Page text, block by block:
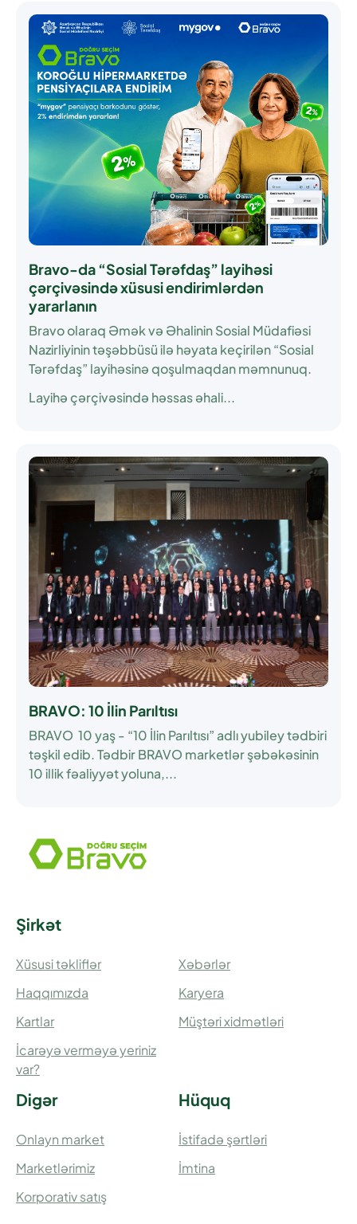
Bravo-da “Sosial Tərəfdaş” layihəsi
çərçivəsində xüsusi endirimlərdən
yararlanın
Bravo olaraq Əmək və Əhalinin Sosial Müdafiəsi
Nazirliyinin təşəbbüsü ilə həyata keçirilən“Sosial
Tərəfdaş” layihəsinə qoşulmaqdan məmnunuq.
Layihə çərçivəsində həssas əhali...
BRAVO: 10 İlin Parıltısı
BRAVO 10 yaş - “10 İlin Parıltısı” adlı yubiley tədbiri
təşkil edib. Tədbir BRAVO marketlər şəbəkəsinin
10 illik fəaliyyət yoluna,...
Şirkət
Xüsusi təkliflər
Haqqımızda
Kartlar
İcarəyə verməyə yeriniz
var?
Xəbərlər
Karyera
Müştəri xidmətləri
Digər
Onlayn market
Marketlərimiz
Korporativ satış
Hüquq
İstifadə şərtləri
İmtina